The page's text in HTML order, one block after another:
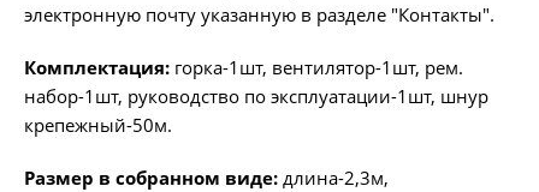
электронную почту указанную в разделе "Контакты".
Комплектация: горка-1шт, вентилятор-1шт, рем.
набор-1шт, руководство по эксплуатации-1шт, шнур
крепежный-50м.
Размер в собранном виде: длина-2,3м,